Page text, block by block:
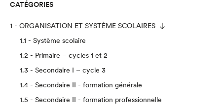
CATÉGORIES
1 - ORGANISATION ET SYSTÈME SCOLAIRES
1.1 - Système scolaire
1.2 - Primaire – cycles 1 et 2
1.3 - Secondaire I – cycle 3
1.4 - Secondaire II - formation générale
1.5 - Secondaire II - formation professionnelle